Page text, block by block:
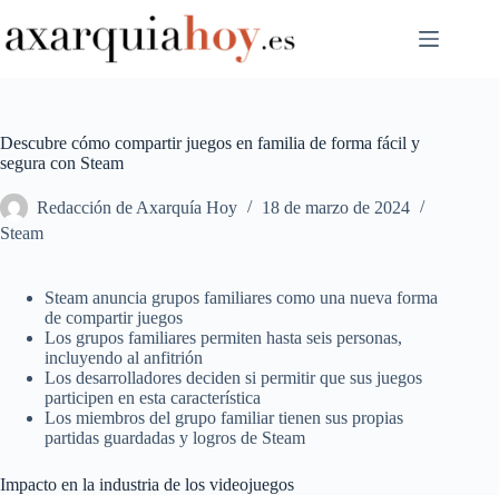
al
contenido
Descubre cómo compartir juegos en familia de forma fácil y
segura con Steam
Redacción de Axarquía Hoy
18 de marzo de 2024
Steam
Steam anuncia grupos familiares como una nueva forma
de compartir juegos
Los grupos familiares permiten hasta seis personas,
incluyendo al anfitrión
Los desarrolladores deciden si permitir que sus juegos
participen en esta característica
Los miembros del grupo familiar tienen sus propias
partidas guardadas y logros de Steam
Impacto en la industria de los videojuegos